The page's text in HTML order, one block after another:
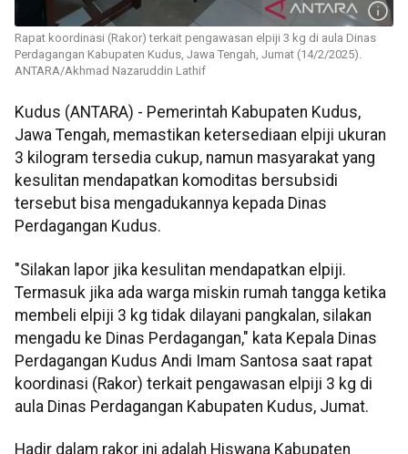
Rapat koordinasi (Rakor) terkait pengawasan elpiji 3 kg di aula Dinas
Perdagangan Kabupaten Kudus, Jawa Tengah, Jumat (14/2/2025).
ANTARA/Akhmad Nazaruddin Lathif
Kudus (ANTARA) - Pemerintah Kabupaten Kudus,
Jawa Tengah, memastikan ketersediaan elpiji ukuran
3 kilogram tersedia cukup, namun masyarakat yang
kesulitan mendapatkan komoditas bersubsidi
tersebut bisa mengadukannya kepada Dinas
Perdagangan Kudus.
"Silakan lapor jika kesulitan mendapatkan elpiji.
Termasuk jika ada warga miskin rumah tangga ketika
membeli elpiji 3 kg tidak dilayani pangkalan, silakan
mengadu ke Dinas Perdagangan," kata Kepala Dinas
Perdagangan Kudus Andi Imam Santosa saat rapat
koordinasi (Rakor) terkait pengawasan elpiji 3 kg di
aula Dinas Perdagangan Kabupaten Kudus, Jumat.
Hadir dalam rakor ini adalah Hiswana Kabupaten